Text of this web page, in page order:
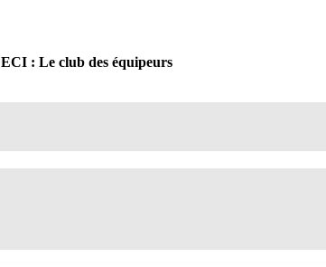
ECI : Le club des équipeurs